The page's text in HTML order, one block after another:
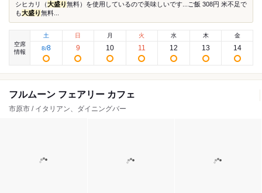
シヒカリ（大盛り無料）を使用しているので美味しいです...ご飯 308円 米不足で
も大盛り無料...
空席
情報
土
8/8
日
9
月
10
火
11
水
12
木
13
金
14
フルムーン フェアリー カフェ
市原市 / イタリアン、ダイニングバー